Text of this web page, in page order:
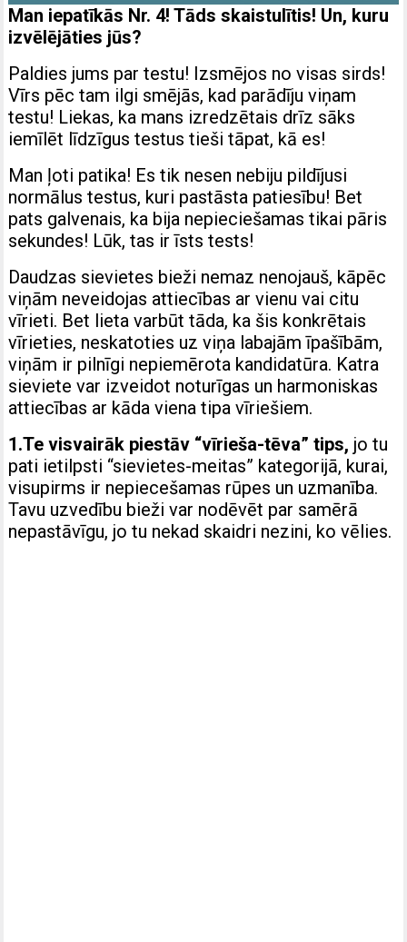
Man iepatīkās Nr. 4! Tāds skaistulītis! Un, kuru
izvēlējāties jūs?
Paldies jums par testu! Izsmējos no visas sirds!
Vīrs pēc tam ilgi smējās, kad parādīju viņam
testu! Liekas, ka mans izredzētais drīz sāks
iemīlēt līdzīgus testus tieši tāpat, kā es!
Man ļoti patika! Es tik nesen nebiju pildījusi
normālus testus, kuri pastāsta patiesību! Bet
pats galvenais, ka bija nepieciešamas tikai pāris
sekundes! Lūk, tas ir īsts tests!
Daudzas sievietes bieži nemaz nenojauš, kāpēc
viņām neveidojas attiecības ar vienu vai citu
vīrieti. Bet lieta varbūt tāda, ka šis konkrētais
vīrieties, neskatoties uz viņa labajām īpašībām,
viņām ir pilnīgi nepiemērota kandidatūra. Katra
sieviete var izveidot noturīgas un harmoniskas
attiecības ar kāda viena tipa vīriešiem.
1.Te visvairāk piestāv “vīrieša-tēva” tips, jo tu
pati ietilpsti “sievietes-meitas” kategorijā, kurai,
visupirms ir nepiecešamas rūpes un uzmanība.
Tavu uzvedību bieži var nodēvēt par samērā
nepastāvīgu, jo tu nekad skaidri nezini, ko vēlies.